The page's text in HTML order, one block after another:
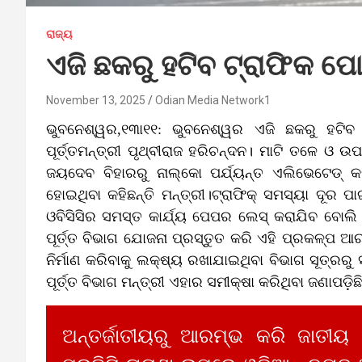
ରାଜ୍ୟ
ଏଜି ଛକରୁ ହଟିବ ଟ୍ରାଫିକ
November 13, 2025 Odian Media Network1
ଭୁବନେଶ୍ୱର,୧୩ା୧୧: ଭୁବନେଶ୍ୱର ଏଜି ଛକରୁ
ପୂର୍ତ୍ତମନ୍ତ୍ରୀ ପୃଥ୍ବୀରାଜ ହରିଚନ୍ଦନ। ମାଟି ତଳେ ଓ
ଜୟଦେବ ବିହାରରୁ ନାଲ୍‌କୋ ପର୍ଯ୍ୟନ୍ତ ଏଲିଭେଟେଡ୍‌
ହୋଇଥିବା କହିଛନ୍ତି ମନ୍ତ୍ରୀ।ଟ୍ରାଫିକ୍‌ ସମସ୍ୟା ଦୂର
ଓବିସିସିର ସମସ୍ତ କାର୍ଯ୍ୟ ପେପର ଲେସ୍‌ କରାଯିବ ବୋଲି
ପୂର୍ତ୍ତ ବିଭାଗ ଯୋଜନା ପ୍ରସ୍ତୁତ କରି ଏହି ପ୍ରକଳ୍ପ
ନିର୍ମାଣ କରିବାକୁ ଲକ୍ଷ୍ୟ ରଖାଯାଇଥିବା ବିଭାଗ
ପୂର୍ତ୍ତ ବିଭାଗ ମନ୍ତ୍ରୀ ଏହାର ସମୀକ୍ଷା କରିଥିବା
ଅନ୍ତର୍ଜାତୀୟରୁ ଆରମ୍ଭ କରି